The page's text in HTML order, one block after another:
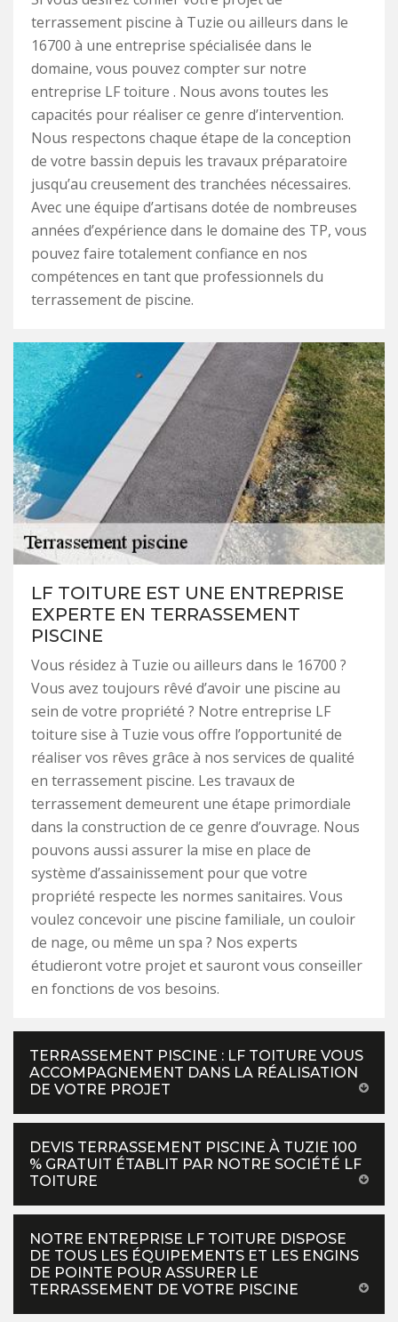
terrassement piscine à Tuzie ou ailleurs dans le
16700 à une entreprise spécialisée dans le
domaine, vous pouvez compter sur notre
entreprise LF toiture . Nous avons toutes les
capacités pour réaliser ce genre d’intervention.
Nous respectons chaque étape de la conception
de votre bassin depuis les travaux préparatoire
jusqu’au creusement des tranchées nécessaires.
Avec une équipe d’artisans dotée de nombreuses
années d’expérience dans le domaine des TP, vous
pouvez faire totalement confiance en nos
compétences en tant que professionnels du
terrassement de piscine.
LF TOITURE EST UNE ENTREPRISE
EXPERTE EN TERRASSEMENT
PISCINE
Vous résidez à Tuzie ou ailleurs dans le 16700 ?
Vous avez toujours rêvé d’avoir une piscine au
sein de votre propriété ? Notre entreprise LF
toiture sise à Tuzie vous offre l’opportunité de
réaliser vos rêves grâce à nos services de qualité
en terrassement piscine. Les travaux de
terrassement demeurent une étape primordiale
dans la construction de ce genre d’ouvrage. Nous
pouvons aussi assurer la mise en place de
système d’assainissement pour que votre
propriété respecte les normes sanitaires. Vous
voulez concevoir une piscine familiale, un couloir
de nage, ou même un spa ? Nos experts
étudieront votre projet et sauront vous conseiller
en fonctions de vos besoins.
TERRASSEMENT PISCINE : LF TOITURE VOUS
ACCOMPAGNEMENT DANS LA RÉALISATION
DE VOTRE PROJET
DEVIS TERRASSEMENT PISCINE À TUZIE 100
% GRATUIT ÉTABLIT PAR NOTRE SOCIÉTÉ LF
TOITURE
NOTRE ENTREPRISE LF TOITURE DISPOSE
DE TOUS LES ÉQUIPEMENTS ET LES ENGINS
DE POINTE POUR ASSURER LE
TERRASSEMENT DE VOTRE PISCINE